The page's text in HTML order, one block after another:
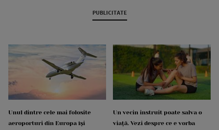
PUBLICITATE
Unul dintre cele mai folosite
aeroporturi din Europa își
Un vecin instruit poate salva o
viață. Vezi despre ce e vorba